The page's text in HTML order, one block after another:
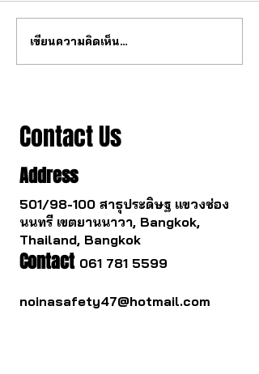
สุดยอด กลไก tourbillon จาก
จีน
เขียนความคิดเห็น…
Contact Us
Address
501/98-100 สาธุประดิษฐ แขวงช่อง
นนทรี เขตยานนาวา, Bangkok,
Thailand, Bangkok
Contact 061 781 5599
noinasafety47@hotmail.com